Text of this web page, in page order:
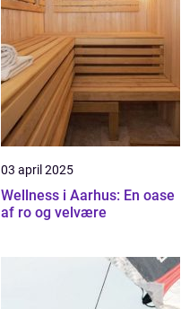
03 april 2025
Wellness i Aarhus: En oase
af ro og velvære